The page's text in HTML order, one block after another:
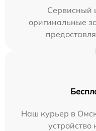
Сервисный
оригинальные
Наш курьер в
устройство